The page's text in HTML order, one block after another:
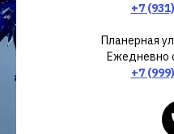
+7
Планерная
Ежедневно
+7